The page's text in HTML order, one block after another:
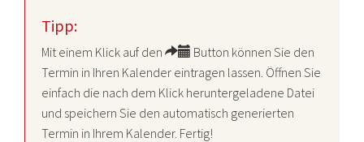
Tipp:
Mit einem Klick auf den
Button können Sie den
Termin in Ihren Kalender eintragen lassen. Öffnen Sie
einfach die nach dem Klick heruntergeladene Datei
und speichern Sie den automatisch generierten
Termin in Ihrem Kalender. Fertig!